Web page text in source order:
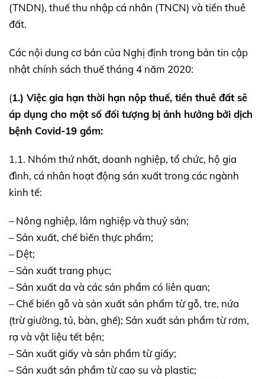
(TNDN), thuế thu nhập cá nhân (TNCN) và tiền thuê
đất.
Các nội dung cơ bản của Nghị định trong bản tin cập
nhật chính sách thuế tháng 4 năm 2020:
(1.) Việc gia hạn thời hạn nộp thuế, tiền thuê đất sẽ
áp dụng cho một số đối tượng bị ảnh hưởng bởi dịch
bệnh Covid-19 gồm:
1.1. Nhóm thứ nhất, doanh nghiệp, tổ chức, hộ gia
đình, cá nhân hoạt động sản xuất trong các ngành
kinh tế:
– Nông nghiệp, lâm nghiệp và thuỷ sản;
– Sản xuất, chế biến thực phẩm;
– Dệt;
– Sản xuất trang phục;
– Sản xuất da và các sản phẩm có liên quan;
– Chế biến gỗ và sản xuất sản phẩm từ gỗ, tre, nứa
(trừ giường, tủ, bàn, ghế); Sản xuất sản phẩm từ rơm,
rạ và vật liệu tết bện;
– Sản xuất giấy và sản phẩm từ giấy;
– Sản xuất sản phẩm từ cao su và plastic;